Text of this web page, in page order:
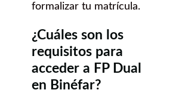
formalizar tu matrícula.
¿Cuáles son los
requisitos para
acceder a FP Dual
en Binéfar?